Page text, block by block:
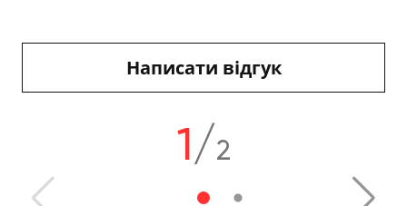
Написати відгук
1/2